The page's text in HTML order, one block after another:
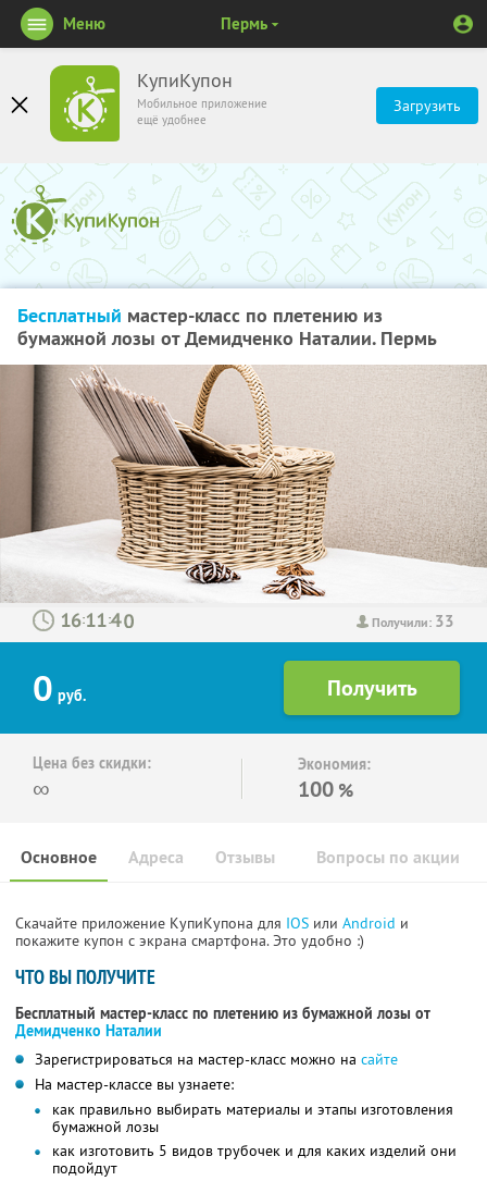
КупиКупон
Мобильное приложение
ещё удобнее
Загрузить
Меню Пермь
Бесплатный мастер-класс по плетению из
бумажной лозы от Демидченко Наталии. Пермь
Получили: 33
: :
0 руб.
Цена без скидки:
∞
Экономия:
100 %
Основное Отзывы Вопросы по акции
Адреса
Скачайте приложение КупиКупона для IOS или Android и
покажите купон с экрана смартфона. Это удобно :)
ЧТО ВЫ ПОЛУЧИТЕ
Бесплатный мастер-класс по плетению из бумажной лозы от
Демидченко Наталии
Зарегистрироваться на мастер-класс можно на сайте
На мастер-классе вы узнаете:
как правильно выбирать материалы и этапы изготовления
бумажной лозы
как изготовить 5 видов трубочек и для каких изделий они
подойдут